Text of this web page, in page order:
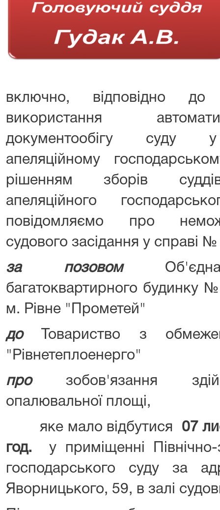
включно, відповідно
використання
документообігу суду у
апеляційному
рішенням зборів суддів
апеляційного
повідомляємо про
судового засідання у справі
за позовом
багатоквартирного будинку
м. Рівне "Прометей"
доТовариство з
"Рівнетеплоенерго"
прозобов'язання
опалювальної площі,
яке мало відбутися 07
год. у приміщенні Північно-
господарського суду за
Яворницького, 59, в залі